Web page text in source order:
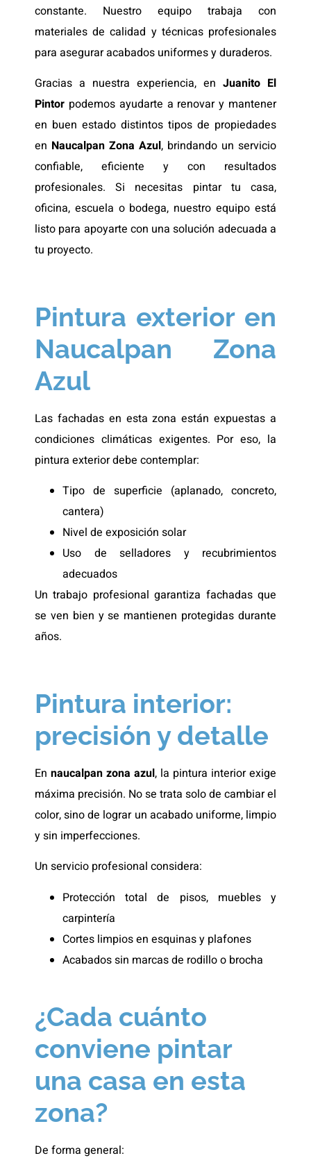
constante. Nuestro equipo trabaja con
materiales de calidad y técnicas profesionales
para asegurar acabados uniformes y duraderos.
Gracias a nuestra experiencia, en Juanito El
Pintor podemos ayudarte a renovar y mantener
en buen estado distintos tipos de propiedades
en Naucalpan Zona Azul, brindando un servicio
confiable, eficiente y con resultados
profesionales. Si necesitas pintar tu casa,
oficina, escuela o bodega, nuestro equipo está
listo para apoyarte con una solución adecuada a
tu proyecto.
Pintura exterior en
Naucalpan Zona
Azul
Las fachadas en esta zona están expuestas a
condiciones climáticas exigentes. Por eso, la
pintura exterior debe contemplar:
Tipo de superficie (aplanado, concreto,
cantera)
Nivel de exposición solar
Uso de selladores y recubrimientos
adecuados
Un trabajo profesional garantiza fachadas que
se ven bien y se mantienen protegidas durante
años.
Pintura interior:
precisión y detalle
En naucalpan zona azul, la pintura interior exige
máxima precisión. No se trata solo de cambiar el
color, sino de lograr un acabado uniforme, limpio
y sin imperfecciones.
Un servicio profesional considera:
Protección total de pisos, muebles y
carpintería
Cortes limpios en esquinas y plafones
Acabados sin marcas de rodillo o brocha
¿Cada cuánto
conviene pintar
una casa en esta
zona?
De forma general: